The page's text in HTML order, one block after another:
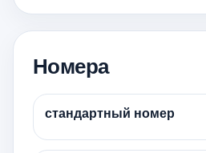
Номера
стандартный номер